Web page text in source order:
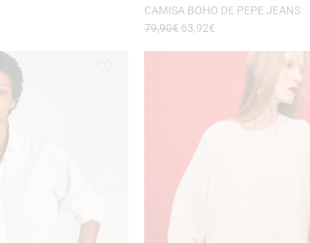
CAMISA BOHO DE PEPE JEANS
79,90€ 63,92€